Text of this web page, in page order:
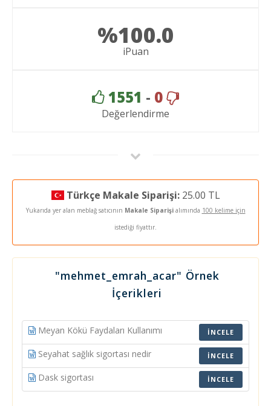
%100.0
iPuan
1551 - 0
Değerlendirme
Türkçe Makale Siparişi:25.00 TL
Yukarıda yer alan meblağ satıcının Makale Siparişialımında 100 kelime için
istediği fiyattır.
"mehmet_emrah_acar" Örnek
İçerikleri
Meyan Kökü Faydaları Kullanımı İNCELE
Seyahat sağlık sigortası nedir İNCELE
Dask sigortası İNCELE